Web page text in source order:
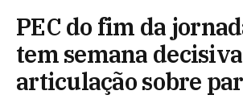
PEC do fim da
tem semana
articulação sobre